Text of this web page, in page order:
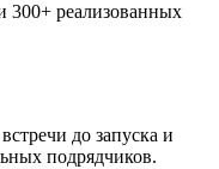
300+ реализованных
до запуска и
подрядчиков.